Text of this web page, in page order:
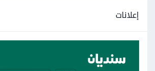
إعلانات